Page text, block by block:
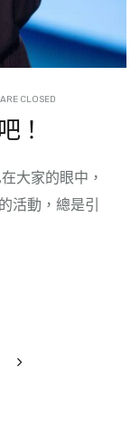
CLOSED
！
大家的眼中，
活動，總是引